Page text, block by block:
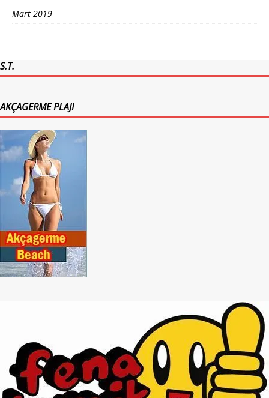
Mart 2019
S.T.
AKÇAGERME PLAJI